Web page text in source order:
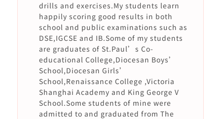
drills and exercises.My students learn
happily scoring good results in both
school and public examinations such as
DSE,IGCSE and IB.Some of my students
are graduates of St.Paul’s Co-
educational College,Diocesan Boys’
School,Diocesan Girls’
School,Renaissance College ,Victoria
Shanghai Academy and King George V
School.Some students of mine were
admitted to and graduated from The